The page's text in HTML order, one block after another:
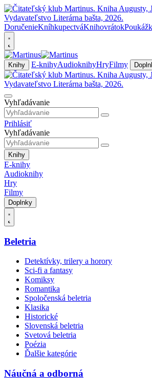
DoručenieKníhkupectváKnihovrátok
Knihy E-knihyAudioknihyHryFilmy
Vyhľadávanie
Prihlásiť
Vyhľadávanie
Knihy
E-knihy
Audioknihy
Hry
Filmy
Doplnky
Beletria
Detektívky, trilery a horory
Sci-fi a fantasy
Komiksy
Romantika
Spoločenská beletria
Klasika
Historické
Slovenská beletria
Svetová beletria
Poézia
Ďalšie kategórie
Náučná a odborná